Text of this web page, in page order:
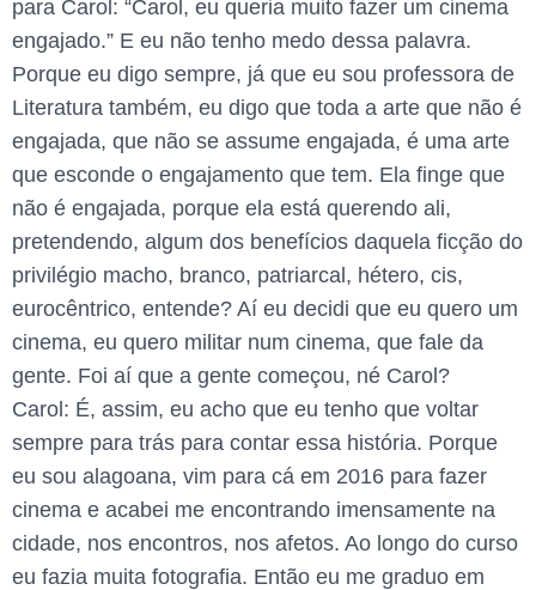
para Carol: “Carol, eu queria muito fazer um cinema
engajado.” E eu não tenho medo dessa palavra.
Porque eu digo sempre, já que eu sou professora de
Literatura também, eu digo que toda a arte que não é
engajada, que não se assume engajada, é uma arte
que esconde o engajamento que tem. Ela finge que
não é engajada, porque ela está querendo ali,
pretendendo, algum dos benefícios daquela ficção do
privilégio macho, branco, patriarcal, hétero, cis,
eurocêntrico, entende? Aí eu decidi que eu quero um
cinema, eu quero militar num cinema, que fale da
gente. Foi aí que a gente começou, né Carol?
Carol: É, assim, eu acho que eu tenho que voltar
sempre para trás para contar essa história. Porque
eu sou alagoana, vim para cá em 2016 para fazer
cinema e acabei me encontrando imensamente na
cidade, nos encontros, nos afetos. Ao longo do curso
eu fazia muita fotografia. Então eu me graduo em